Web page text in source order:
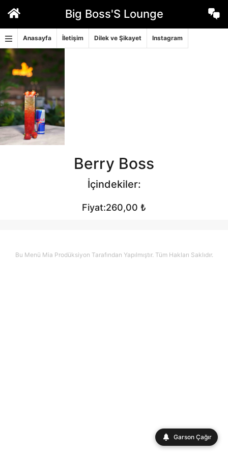
Big Boss'S Lounge
Anasayfa İletişim Dilek ve Şikayet Instagram
Berry Boss
İçindekiler:
Fiyat:260,00 ₺
Bu Menü Mia Prodüksiyon Tarafından Yapılmıştır. Tüm Hakları Saklıdır.
Garson Çağır